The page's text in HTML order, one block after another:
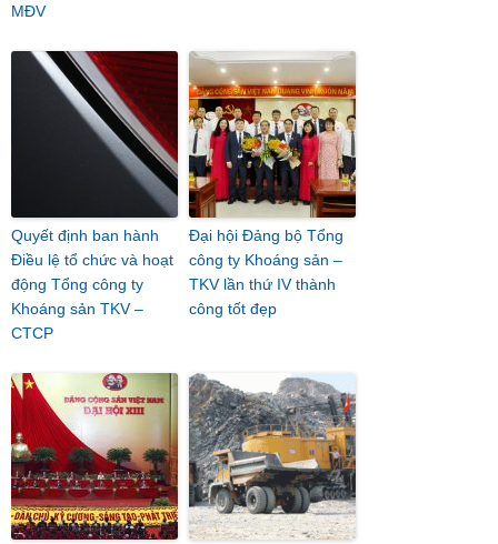
MĐV
Quyết định ban hành
Điều lệ tổ chức và hoạt
động Tổng công ty
Khoáng sản TKV –
CTCP
Đại hội Đảng bộ Tổng
công ty Khoáng sản –
TKV lần thứ IV thành
công tốt đẹp